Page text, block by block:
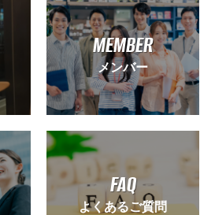
MEMBER
メンバー
FAQ
よくあるご質問